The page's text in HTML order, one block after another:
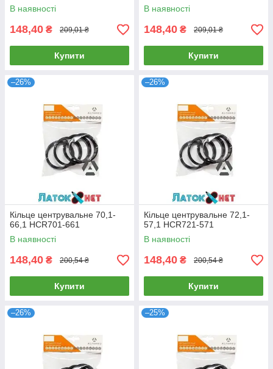
В наявності
148,40 ₴ 209,01 ₴
Купити
В наявності
148,40 ₴ 209,01 ₴
Купити
–26%
Кільце центрувальне 70,1-
66,1 HCR701-661
В наявності
148,40 ₴ 200,54 ₴
Купити
–26%
Кільце центрувальне 72,1-
57,1 HCR721-571
В наявності
148,40 ₴ 200,54 ₴
Купити
–26% –25%